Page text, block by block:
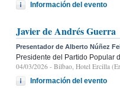
Información del evento
Javier de Andrés Guerra
Presentador de Alberto Núñez
Presidente del Partido Popular
04/03/2026 - Bilbao, Hotel Ercilla
Información del evento